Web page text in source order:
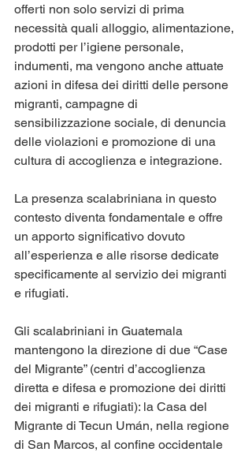
offerti non solo servizi di prima
necessità quali alloggio, alimentazione,
prodotti per l’igiene personale,
indumenti, ma vengono anche attuate
azioni in difesa dei diritti delle persone
migranti, campagne di
sensibilizzazione sociale, di denuncia
delle violazioni e promozione di una
cultura di accoglienza e integrazione.
La presenza scalabriniana in questo
contesto diventa fondamentale e offre
un apporto significativo dovuto
all’esperienza e alle risorse dedicate
specificamente al servizio dei migranti
e rifugiati.
Gli scalabriniani in Guatemala
mantengono la direzione di due “Case
del Migrante” (centri d’accoglienza
diretta e difesa e promozione dei diritti
dei migranti e rifugiati): la Casa del
Migrante di Tecun Umán, nella regione
di San Marcos, al confine occidentale